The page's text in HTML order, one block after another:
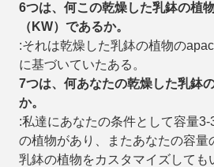
6つは、何この乾燥した乳鉢の植
（ KW）であるか。
:それは乾燥した乳鉢の植物の
に基づいていたある。
7つは、何あなたの乾燥した乳鉢
か。
:私達にあなたの条件として容量
の植物があり、またあなたの容量
乳鉢の植物をカスタマイズしても